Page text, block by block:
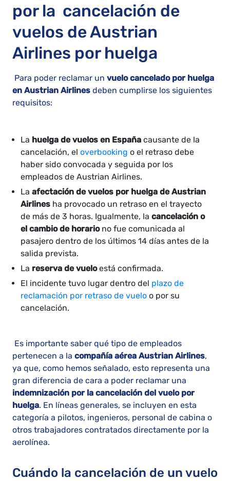
por la cancelación de
vuelos de Austrian
Airlines por huelga
Para poder reclamar un vuelo cancelado por huelga
en Austrian Airlines deben cumplirse los siguientes
requisitos:
La huelga de vuelos en España causante de la
cancelación, el overbooking o el retraso debe
haber sido convocada y seguida por los
empleados de Austrian Airlines.
La afectación de vuelos por huelga de Austrian
Airlines ha provocado un retraso en el trayecto
de más de 3 horas. Igualmente, la cancelación o
el cambio de horariono fue comunicada al
pasajero dentro de los últimos 14 días antes de la
salida prevista.
La reserva de vueloestá confirmada.
El incidente tuvo lugar dentro del plazo de
reclamación por retraso de vuelo o por su
cancelación.
Es importante saber qué tipo de empleados
pertenecen a la compañía aérea Austrian Airlines,
ya que, como hemos señalado, esto representa una
gran diferencia de cara a poder reclamar una
indemnización por la cancelación del vuelo por
huelga. En líneas generales, se incluyen en esta
categoría a pilotos, ingenieros, personal de cabina o
otros trabajadores contratados directamente por la
aerolínea.
Cuándo la cancelación de un vuelo